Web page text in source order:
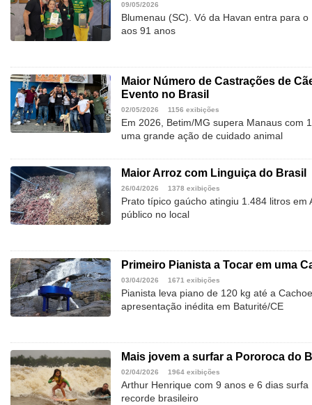
09/05/2026
Blumenau (SC). Vó da Havan entra para
aos 91 anos
Maior Número de Castrações de
Evento no Brasil
02/05/2026 1156 exibições
Em 2026, Betim/MG supera Manaus com
uma grande ação de cuidado animal
Maior Arroz com Linguiça do Brasil
26/04/2026 1378 exibições
Prato típico gaúcho atingiu 1.484 litros em
público no local
Primeiro Pianista a Tocar em uma
03/04/2026 1671 exibições
Pianista leva piano de 120 kg até a
apresentação inédita em Baturité/CE
Mais jovem a surfar a Pororoca do
02/04/2026 1964 exibições
Arthur Henrique com 9 anos e 6 dias
recorde brasileiro